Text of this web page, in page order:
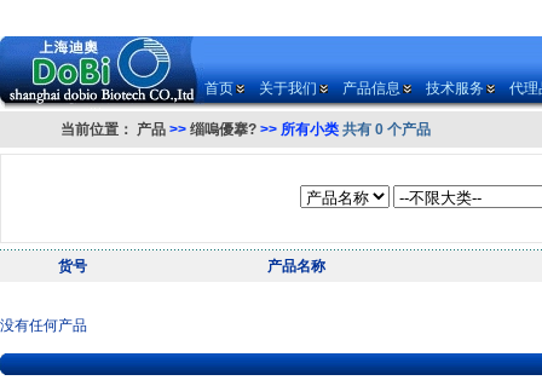
首页 关于我们 产品信息 技术服务 代理
当前位置： 产品 >> 缁嗚優搴? >> 所有小类 共有 0 个产品
货号 产品名称
没有任何产品